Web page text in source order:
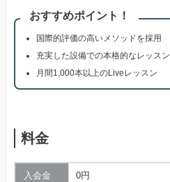
おすすめポイント！
国際的評価の高いメソッドを採用
充実した設備での本格的なレッスン
月間1,000本以上のLiveレッスン
料金
入会金 0円